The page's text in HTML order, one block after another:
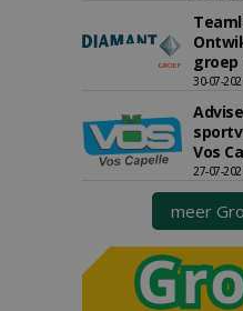
groep
30-07-
Vos
27-07-
meer